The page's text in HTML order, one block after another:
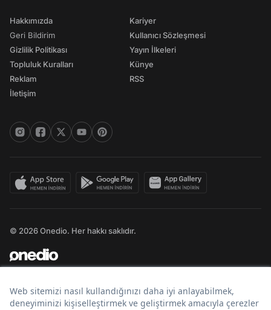
Hakkımızda
Geri Bildirim
Gizlilik Politikası
Topluluk Kuralları
Reklam
İletişim
Kariyer
Kullanıcı Sözleşmesi
Yayın İlkeleri
Künye
RSS
© 2026 Onedio. Her hakkı saklıdır.
Bir markasıdır.